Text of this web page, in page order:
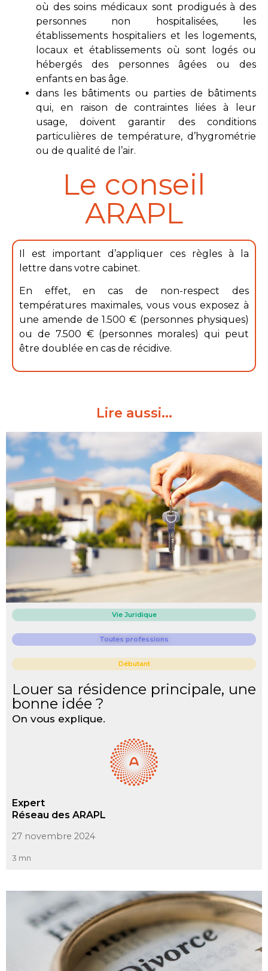
où des soins médicaux sont prodigués à des
personnes non hospitalisées, les
établissements hospitaliers et les logements,
locaux et établissements où sont logés ou
hébergés des personnes âgées ou des
enfants en bas âge.
dans les bâtiments ou parties de bâtiments
qui, en raison de contraintes liées à leur
usage, doivent garantir des conditions
particulières de température, d’hygrométrie
ou de qualité de l’air.
Le conseil
ARAPL
Il est important d’appliquer ces règles à la
lettre dans votre cabinet.
En effet, en cas de non-respect des
températures maximales, vous vous exposez à
une amende de 1.500 € (personnes physiques)
ou de 7.500 € (personnes morales) qui peut
être doublée en cas de récidive.
Lire aussi...
Vie Juridique
Toutes professions
Débutant
Louer sa résidence principale, une
bonne idée ?
On vous explique.
Expert
Réseau des ARAPL
27 novembre 2024
3 mn